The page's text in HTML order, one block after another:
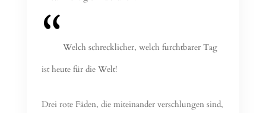
Welch schrecklicher, welch furchtbarer Tag
ist heute für die Welt!
Drei rote Fäden, die miteinander verschlungen sind,